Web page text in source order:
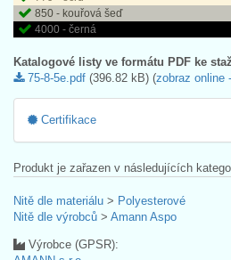
850 - kouřová šeď
4000 - černá
Katalogové listy ve formátu PDF ke
75-8-5e.pdf (396.82 kB) (zobraz online
Certifikace
Produkt je zařazen v následujících
Nitě dle materiálu > Polyesterové
Nitě dle výrobců > Amann Aspo
Výrobce (GPSR):